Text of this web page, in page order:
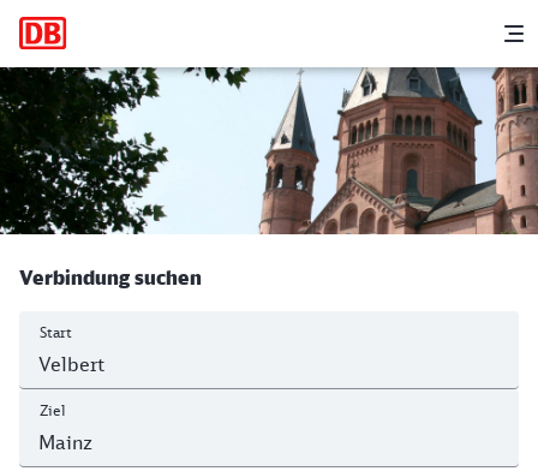
Hauptnavigation
Velbert-Neviges - Mainz Hbf
Verbindung suchen
Start
Ziel